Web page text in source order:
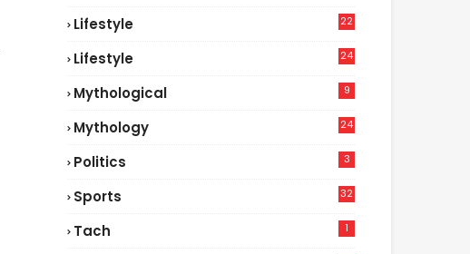
Lifestyle
22
Lifestyle
24
Mythological 9
Mythology 24
Politics 3
Sports 32
Tach 1